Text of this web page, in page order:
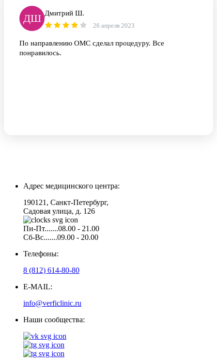
ДШ Дмитрий Ш.
26 апреля 2023
По направлению ОМС сделал процедуру. Все
понравилось.
Адрес медицинского центра:
190121, Санкт-Петербург,
Садовая улица, д. 126
Пн-Пт.......08.00 - 21.00
Сб-Вс.......09.00 - 20.00
Телефоны:
8 (812) 614-80-80
E-MAIL:
info@verficlinic.ru
Наши сообщества: